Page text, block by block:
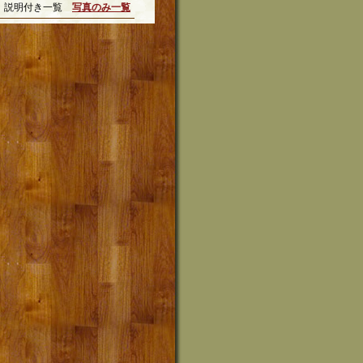
説明付き一覧 写真のみ一覧